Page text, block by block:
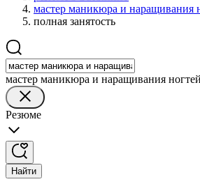
мастер маникюра и наращивания
полная занятость
мастер маникюра и наращивания ногтей
Резюме
Найти